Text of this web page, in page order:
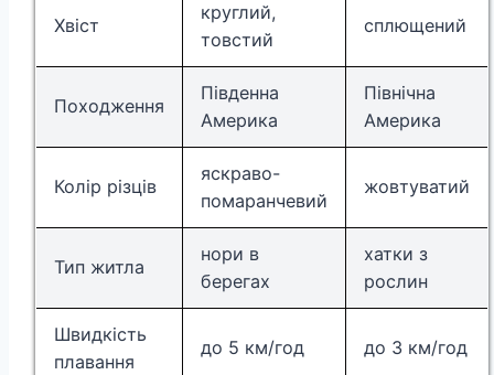
Хвіст
круглий,
товстий
сплющений
Походження
Південна
Америка
Північна
Америка
Колір різців
яскраво-
помаранчевий
жовтуватий
Тип житла
нори в
берегах
хатки з
рослин
Швидкість
плавання
до 5 км/год до 3 км/год